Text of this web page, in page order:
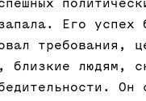
Его
⁠требования,
близкие людям,
Он